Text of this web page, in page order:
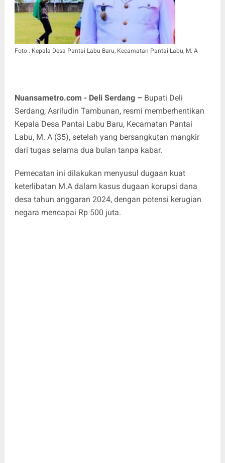
Foto : Kepala Desa Pantai Labu Baru, Kecamatan Pantai Labu, M. A
Nuansametro.com - Deli Serdang –Bupati Deli
Serdang, Asriludin Tambunan, resmi memberhentikan
Kepala Desa Pantai Labu Baru, Kecamatan Pantai
Labu, M. A (35), setelah yang bersangkutan mangkir
dari tugas selama dua bulan tanpa kabar.
Pemecatan ini dilakukan menyusul dugaan kuat
keterlibatan M.A dalam kasus dugaan korupsi dana
desa tahun anggaran 2024, dengan potensi kerugian
negara mencapai Rp 500 juta.